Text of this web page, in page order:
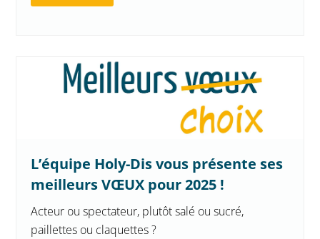
L’équipe Holy-Dis vous présente ses
meilleurs VŒUX pour 2025 !
Acteur ou spectateur, plutôt salé ou sucré,
paillettes ou claquettes ?